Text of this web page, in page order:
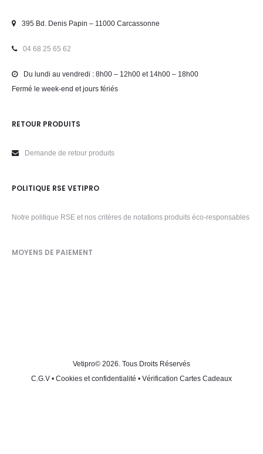
395 Bd. Denis Papin – 11000 Carcassonne
04 68 25 65 62
Du lundi au vendredi : 8h00 – 12h00 et 14h00 – 18h00
Fermé le week-end et jours fériés
RETOUR PRODUITS
Demande de retour produits
POLITIQUE RSE VETIPRO
Notre politique RSE et nos critères de notations produits éco-responsables
MOYENS DE PAIEMENT
Vetipro© 2026. Tous Droits Réservés
C.G.V • Cookies et confidentialité • Vérification Cartes Cadeaux